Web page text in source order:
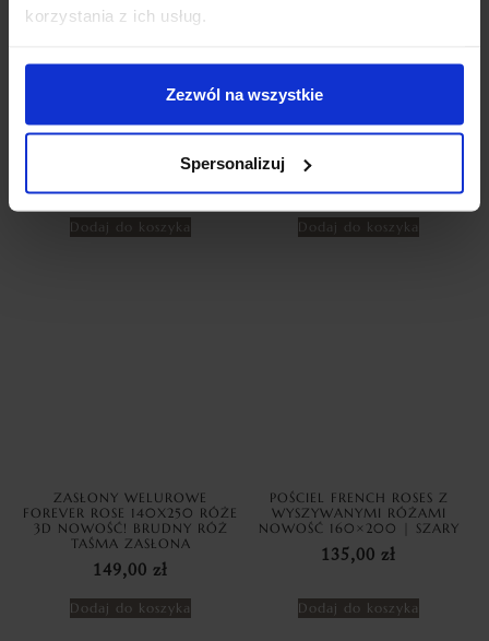
korzystania z ich usług.
Zezwól na wszystkie
Spersonalizuj
Z KRYSZTAŁKAMI 140×250
69,99zł
Dodaj do koszyka
METOR Z KRYSZTAŁKAMI
69,99zł
Dodaj do koszyka
ZASŁONY WELUROWE
FOREVER ROSE 140X250 RÓŻE
3D NOWOŚĆ! BRUDNY RÓŻ
TAŚMA ZASŁONA
149,00 zł
Dodaj do koszyka
POŚCIEL FRENCH ROSES Z
WYSZYWANYMI RÓŻAMI
NOWOŚĆ 160×200 | SZARY
135,00 zł
Dodaj do koszyka